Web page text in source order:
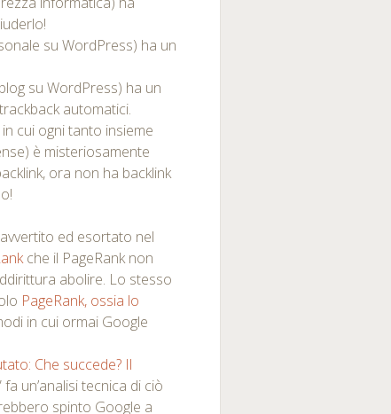
su WordPress) ha un
su WordPress) ha un
automatici.
cui ogni tanto insieme
è misteriosamente
ora non ha backlink
ed esortato nel
che il PageRank non
abolire. Lo stesso
PageRank, ossia lo
in cui ormai Google
Che succede? Il
fa un’analisi tecnica di ciò
spinto Google a